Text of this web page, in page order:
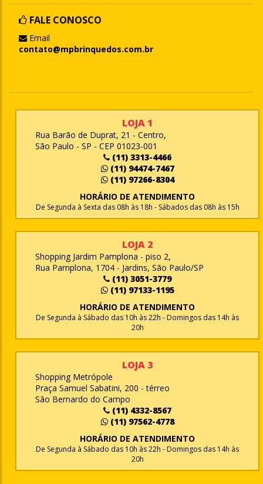
FALE CONOSCO
Email
contato@mpbrinquedos.com.br
LOJA 1
Rua Barão de Duprat, 21 - Centro,
São Paulo - SP - CEP 01023-001
(11) 3313-4466
(11) 94474-7467
(11) 97266-8304
HORÁRIO DE ATENDIMENTO
De Segunda à Sexta das 08h às 18h - Sábados das 08h às 15h
LOJA 2
Shopping Jardim Pamplona - piso 2,
Rua Pamplona, 1704 - Jardins, São Paulo/SP
(11) 3051-3779
(11) 97133-1195
HORÁRIO DE ATENDIMENTO
De Segunda à Sábado das 10h às 22h - Domingos das 14h às
20h
LOJA 3
Shopping Metrópole
Praça Samuel Sabatini, 200 - térreo
São Bernardo do Campo
(11) 4332-8567
(11) 97562-4778
HORÁRIO DE ATENDIMENTO
De Segunda à Sábado das 10h às 22h - Domingos das 14h às
20h